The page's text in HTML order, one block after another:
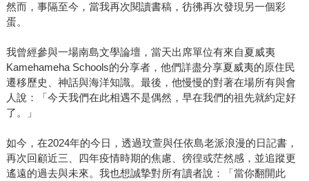
然而，事隔至今，當我再次閱讀書稿，彷彿再次發現另一個彩
蛋。
我曾經參與一場南島文學論壇，當天出席單位有來自夏威夷
Kamehameha Schools的分享者，他們詳盡分享夏威夷的原住民
遷移歷史、神話與海洋知識。最後，他慢慢的對著在場所有與會
人說：「今天我們在此相遇不是偶然，早在我們的祖先就約定好
了。」
如今，在2024年的今日，透過玟萱與任依島老派浪漫的日記書，
再次回顧近三、四年疫情時期的焦慮、徬徨或茫然感，並追蹤更
遙遠的過去與未來。我也想誠摯對所有讀者說：「當你翻開此